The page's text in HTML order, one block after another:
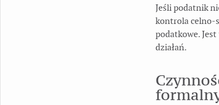
Jeśli podatnik
kontrola celno-
podatkowe.
działań.